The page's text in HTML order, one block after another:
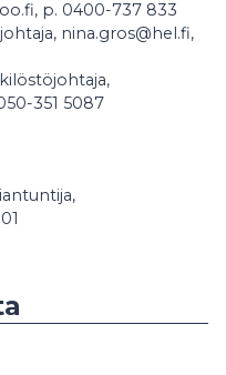
p. 0400-737 833
nina.gros@hel.fi,
351 5087